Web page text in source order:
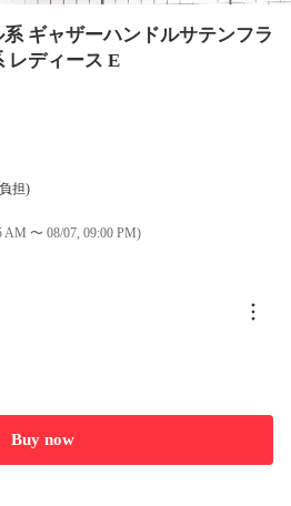
ギャザーハンドルサテンフラ
レディース E
担)
AM 〜 08/07, 09:00 PM)
Buy now